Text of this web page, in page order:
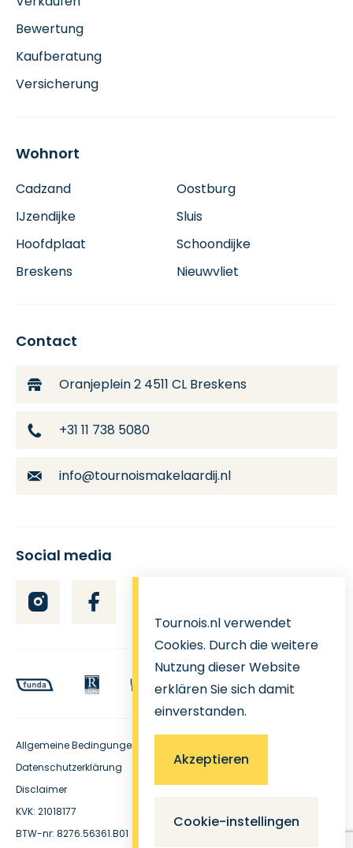
Tournois.nl verwendet
Cookies. Durch die weitere
Nutzung dieser Website
erklären Sie sich damit
einverstanden.
Akzeptieren
Cookie-instellingen
Bewertung
Kaufberatung
Versicherung
Wohnort
Cadzand
Oostburg
IJzendijke
Sluis
Hoofdplaat
Schoondijke
Breskens
Nieuwvliet
Contact
Oranjeplein 24511 CL Breskens
+31 11 738 5080
info@tournoismakelaardij.nl
Social media
Allgemeine Bedingungen
Datenschutzerklärung
Disclaimer
KVK: 21018177
BTW-nr: 8276.56361.B01